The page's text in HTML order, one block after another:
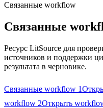
Связанные workflow
Связанные
Ресурс LitSource для
источников и поддержки
результата в черновике.
Связанные workflow 1
workflow 2Открыть